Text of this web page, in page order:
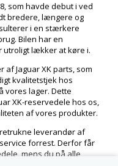
som havde debut i ved
bredere, længere og
i en stærkere
Bilen har en
utroligt lækker at køre i.
Jaguar XK parts, som
kvalitetstjek hos
vores lager. Dette
XK-reservedele hos os,
af vores produkter.
leverandør af
forrest. Derfor får
mens du på alle